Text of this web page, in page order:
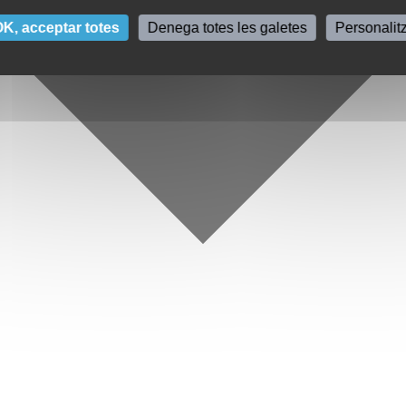
acceptar totes Denega totes les galetes